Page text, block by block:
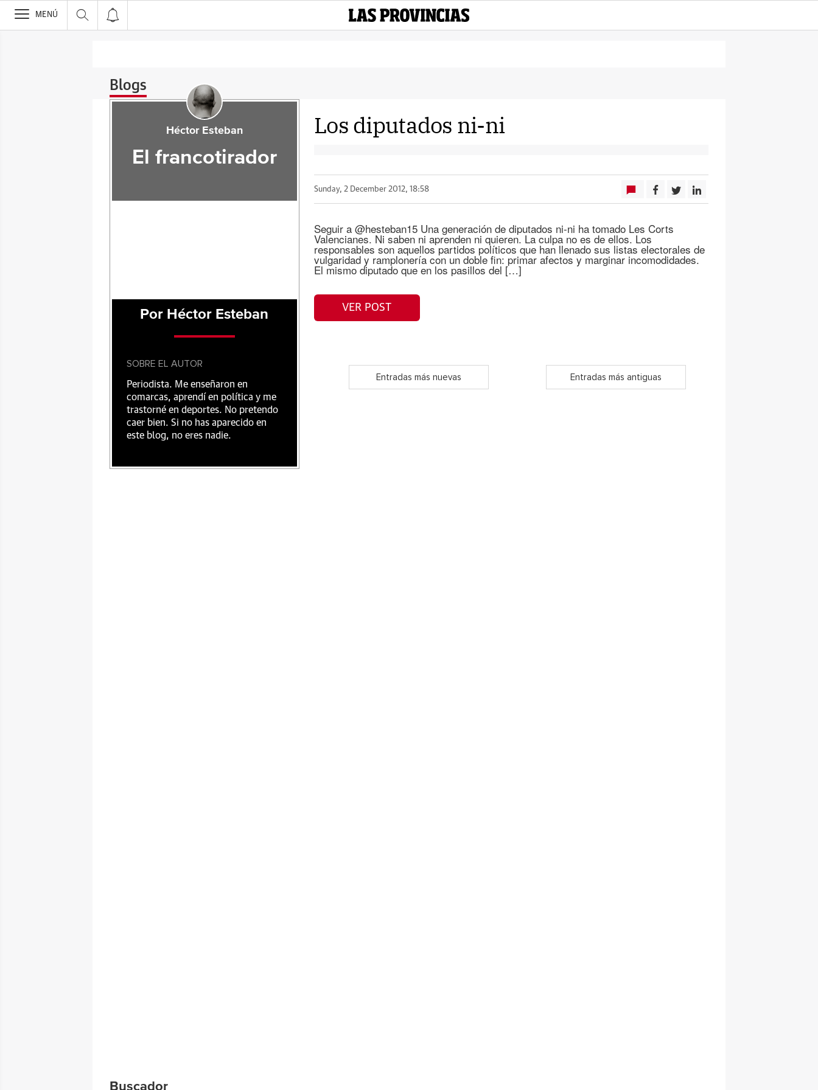
>
MENÚ
Blogs
Los diputados ni-ni
Sunday, 2 December 2012, 18:58
Seguir a @hesteban15 Una generación de diputados ni-ni ha tomado Les Corts
Valencianes. Ni saben ni aprenden ni quieren. La culpa no es de ellos. Los
responsables son aquellos partidos políticos que han llenado sus listas electorales de
vulgaridad y ramplonería con un doble fin: primar afectos y marginar incomodidades.
El mismo diputado que en los pasillos del […]
VER POST
Entradas más nuevas Entradas más antiguas
Héctor Esteban
El francotirador
Por Héctor Esteban
SOBRE EL AUTOR
Periodista. Me enseñaron en
comarcas, aprendí en política y me
trastorné en deportes. No pretendo
caer bien. Si no has aparecido en
este blog, no eres nadie.
Buscador